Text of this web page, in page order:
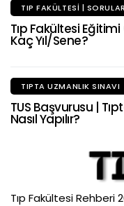
TIP FAKÜLTESI |
Tıp Fakültesi Eğitimi
Kaç Yıl/Sene?
TIPTA UZMANLIK SINAVI
TUS Başvurusu |
Nasıl Yapılır?
Tıp Fakültesi Rehberi